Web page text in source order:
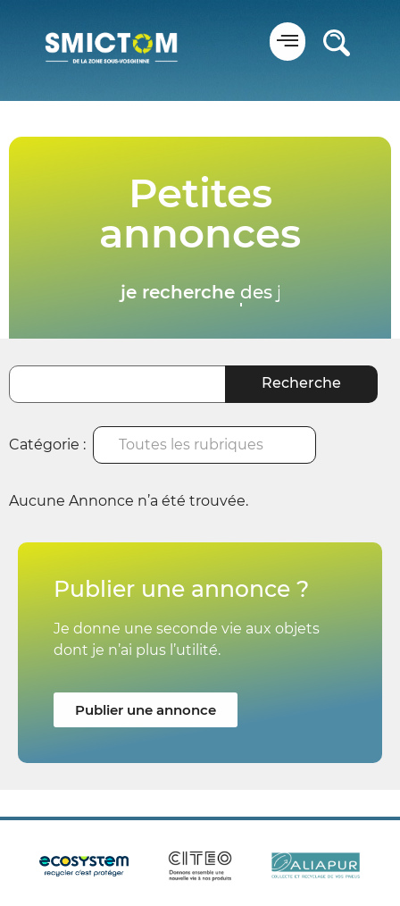
Petites
annonces
je recherche du mutimédia
Catégorie : Toutes les rubriques
Aucune Annonce n’a été trouvée.
Publier une annonce ?
Je donne une seconde vie aux objets
dont je n’ai plus l’utilité.
Publier une annonce